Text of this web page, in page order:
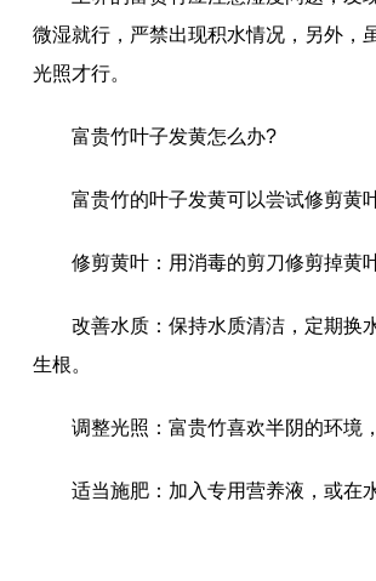
微湿就行，严禁出现积水情况，另外，
光照才行。
富贵竹叶子发黄怎么办?
富贵竹的叶子发黄可以尝试修剪黄
修剪黄叶‌：用消毒的剪刀修剪掉黄
改善水质‌：保持水质清洁，定期换
生根。
调整光照‌：富贵竹喜欢半阴的环境
适当施肥‌：加入专用营养液，或在